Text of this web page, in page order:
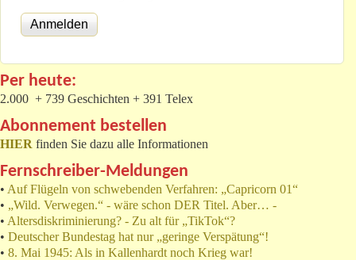
Per heute:
2.000 + 739 Geschichten + 391 Telex
Abonnement bestellen
HIER finden Sie dazu alle Informationen
Fernschreiber-Meldungen
• Auf Flügeln von schwebenden Verfahren: „Capricorn 01“
• „Wild. Verwegen.“ - wäre schon DER Titel. Aber… -
• Altersdiskriminierung? - Zu alt für „TikTok“?
• Deutscher Bundestag hat nur „geringe Verspätung“!
• 8. Mai 1945: Als in Kallenhardt noch Krieg war!